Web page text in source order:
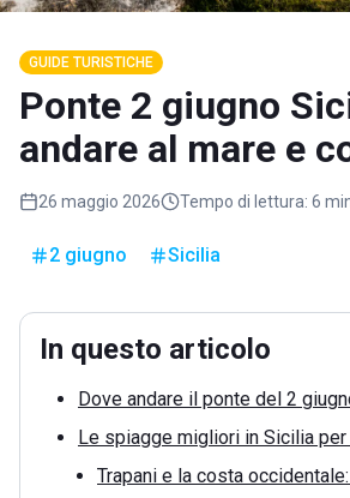
GUIDE TURISTICHE
Ponte 2 giugno
andare al mare e
26 maggio 2026 Tempo di lettura: 6
2 giugno Sicilia
In questo articolo
Dove andare il ponte del 2
Le spiagge migliori in Sicilia
Trapani e la costa